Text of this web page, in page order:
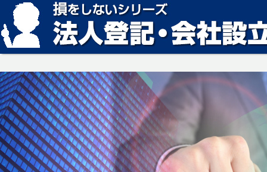
損をしない法人登記・会社設立の方法、見つかります。